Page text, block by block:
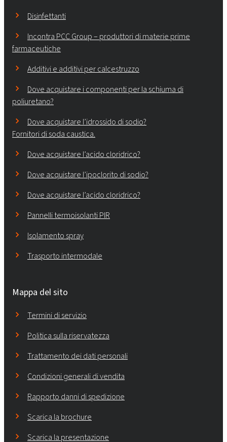
Disinfettanti
Incontra PCC Group – produttori di materie prime
farmaceutiche
Additivi e additivi per calcestruzzo
Dove acquistare i componenti per la schiuma di
poliuretano?
Dove acquistare l’idrossido di sodio?
Fornitori di soda caustica.
Dove acquistare l’acido cloridrico?
Dove acquistare l’ipoclorito di sodio?
Dove acquistare l’acido cloridrico?
Pannelli termoisolanti PIR
Isolamento spray
Trasporto intermodale
Mappa del sito
Termini di servizio
Politica sulla riservatezza
Trattamento dei dati personali
Condizioni generali di vendita
Rapporto danni di spedizione
Scarica la brochure
Scarica la presentazione